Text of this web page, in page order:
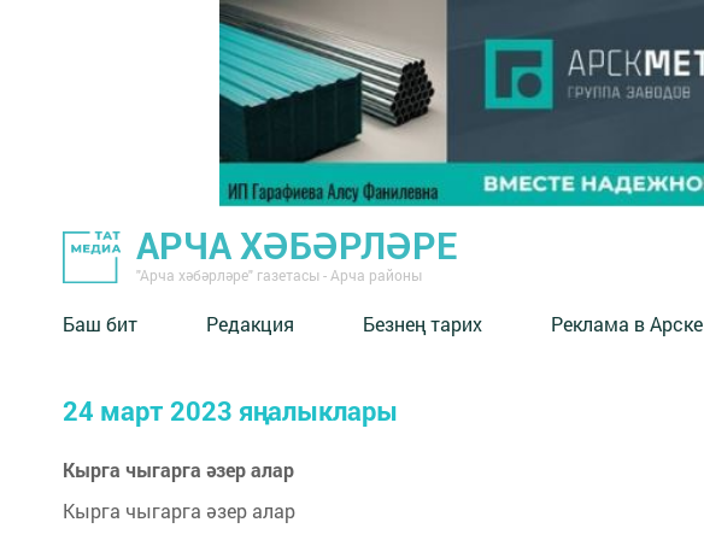
АРЧА ХӘБӘРЛӘРЕ
"Арча хәбәрләре" газетасы - Арча районы
Баш бит Редакция Безнең тарих Реклама в Арске
24 март 2023 яңалыклары
Кырга чыгарга әзер алар
Кырга чыгарга әзер алар